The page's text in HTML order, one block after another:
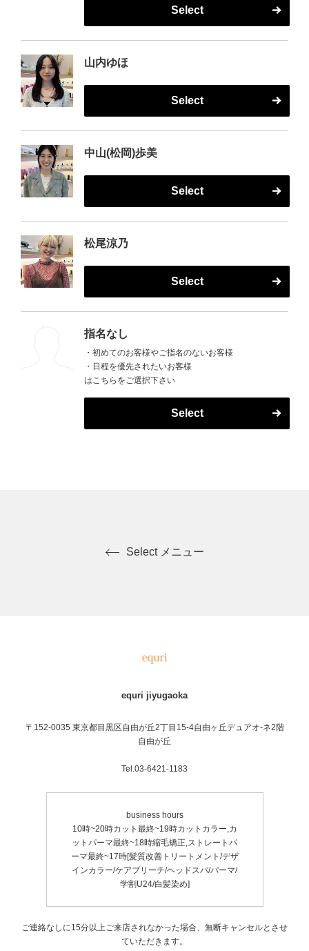
Select
山内ゆほ
Select
中山(松岡)歩美
Select
松尾涼乃
Select
指名なし
・初めてのお客様やご指名のないお客様
・日程を優先されたいお客様
はこちらをご選択下さい
Select
Select メニュー
equri jiyugaoka
〒152-0035 東京都目黒区自由が丘2丁目15-4自由ヶ丘デュアオ-ネ2階
自由が丘
Tel.03-6421-1183
business hours
10時~20時カット最終~19時カットカラー,カ
ットパーマ最終~18時縮毛矯正,ストレートパ
ーマ最終~17時[髪質改善トリートメント/デザ
インカラー/ケアブリーチ/ヘッドスパ/パーマ/
学割U24/白髪染め]
ご連絡なしに15分以上ご来店されなかった場合、無断キャンセルとさせ
ていただきます。